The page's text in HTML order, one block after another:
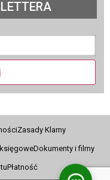
Zasady Klarny
Dokumenty i filmy
Płatność